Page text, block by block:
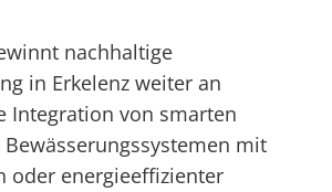
nachhaltige
in Erkelenz weiter an
Integration von smarten
mit
oder energieeffizienter